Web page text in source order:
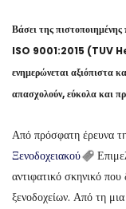
Βάσει της
ISO 9001:2015 (TUV
ενημερώνεται αξιόπιστα
απασχολούν, εύκολα και
Από πρόσφατη έρευνα
Ξενοδοχειακού
αντιφατικό σκηνικό
ξενοδοχείων. Από τη